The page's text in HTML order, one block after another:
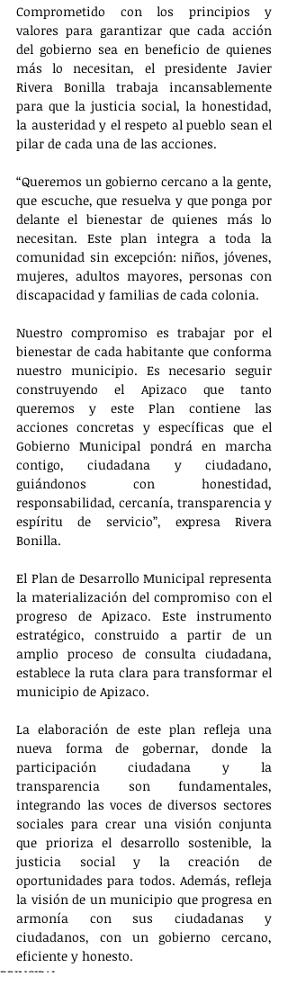
Comprometido con los principios y
valores para garantizar que cada acción
del gobierno sea en beneficio de quienes
más lo necesitan, el presidente Javier
Rivera Bonilla trabaja incansablemente
para que la justicia social, la honestidad,
la austeridad y el respeto al pueblo sean el
pilar de cada una de las acciones.
“Queremos un gobierno cercano a la gente,
que escuche, que resuelva y que ponga por
delante el bienestar de quienes más lo
necesitan. Este plan integra a toda la
comunidad sin excepción: niños, jóvenes,
mujeres, adultos mayores, personas con
discapacidad y familias de cada colonia.
Nuestro compromiso es trabajar por el
bienestar de cada habitante que conforma
nuestro municipio. Es necesario seguir
construyendo el Apizaco que tanto
queremos y este Plan contiene las
acciones concretas y específicas que el
Gobierno Municipal pondrá en marcha
contigo, ciudadana y ciudadano,
guiándonos con honestidad,
responsabilidad, cercanía, transparencia y
espíritu de servicio”, expresa Rivera
Bonilla.
El Plan de Desarrollo Municipal representa
la materialización del compromiso con el
progreso de Apizaco. Este instrumento
estratégico, construido a partir de un
amplio proceso de consulta ciudadana,
establece la ruta clara para transformar el
municipio de Apizaco.
La elaboración de este plan refleja una
nueva forma de gobernar, donde la
participación ciudadana y la
transparencia son fundamentales,
integrando las voces de diversos sectores
sociales para crear una visión conjunta
que prioriza el desarrollo sostenible, la
justicia social y la creación de
oportunidades para todos. Además, refleja
la visión de un municipio que progresa en
armonía con sus ciudadanas y
ciudadanos, con un gobierno cercano,
eficiente y honesto.
PRINCIPAL